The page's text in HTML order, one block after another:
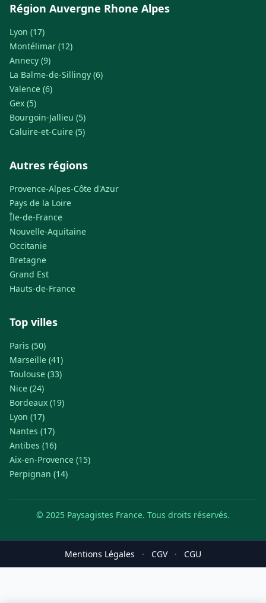
Région Auvergne Rhone Alpes
Lyon (17)
Montélimar (12)
Annecy (9)
La Balme-de-Sillingy (6)
Valence (6)
Gex (5)
Bourgoin-Jallieu (5)
Caluire-et-Cuire (5)
Autres régions
Provence-Alpes-Côte d'Azur
Pays de la Loire
Île-de-France
Nouvelle-Aquitaine
Occitanie
Bretagne
Grand Est
Hauts-de-France
Top villes
Paris (50)
Marseille (41)
Toulouse (33)
Nice (24)
Bordeaux (19)
Lyon (17)
Nantes (17)
Antibes (16)
Aix-en-Provence (15)
Perpignan (14)
© 2025 Paysagistes France. Tous droits réservés.
Mentions Légales · CGV · CGU